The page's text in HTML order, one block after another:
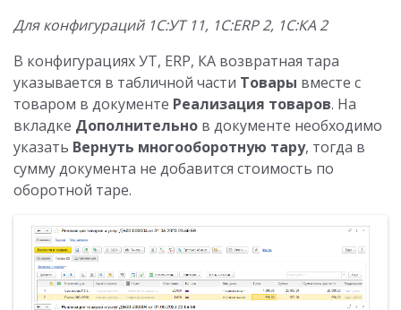
Для конфигураций 1С:УТ 11, 1С:ERP 2, 1С:КА 2
В конфигурациях УТ, ERP, КА возвратная тара
указывается в табличной части Товары вместе с
товаром в документе Реализация товаров. На
вкладке Дополнительно в документе необходимо
указать Вернуть многооборотную тару, тогда в
сумму документа не добавится стоимость по
оборотной таре.